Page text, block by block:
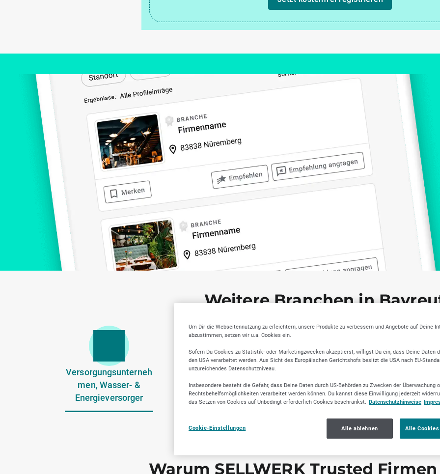
Weitere Branchen in
Versorgungsunterneh
men, Wasser- &
Energieversorger
Zahnärztliche
Dienstleistungen
Gewerbe (Non-Food)
Warum SELLWERK Trusted
Um Dir die Webseitennutzung zu erleichtern, unsere Produkte zu verbessern und Angebote auf Deine
abzustimmen, setzen wir u.a. Cookies ein.
Sofern Du Cookies zu Statistik- oder Marketingzwecken akzeptierst, willigst Du ein, dass Deine Daten
den USA verarbeitet werden. Aus Sicht des Europäischen Gerichtshofs besitzt die USA nach EU-
unzureichendes Datenschutzniveau.
Insbesondere besteht die Gefahr, dass Deine Daten durch US-Behörden zu Zwecken der Überwachung
Rechtsbehelfsmöglichkeiten verarbeitet werden können. Du kannst diese Einwilligung jederzeit
das Setzen von Cookies auf Unbedingt erforderlich Cookies beschränkst. Datenschutzhinweise
Cookie-Einstellungen Alle ablehnen Alle